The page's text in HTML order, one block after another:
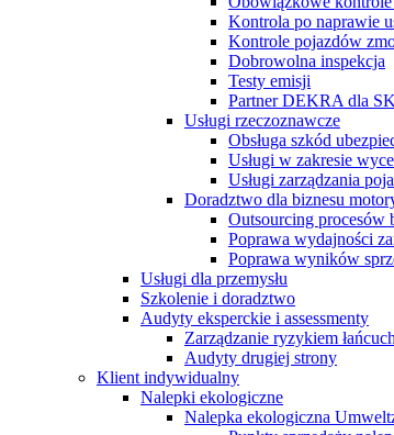
Kontrola po naprawie
Kontrole pojazdów
Dobrowolna inspekcja
Testy emisji
Partner DEKRA dla
Usługi rzeczoznawcze
Obsługa szkód
Usługi w zakresie
Usługi zarządzania
Doradztwo dla biznesu
Outsourcing procesów
Poprawa wydajności
Poprawa wyników
Usługi dla przemysłu
Szkolenie i doradztwo
Audyty eksperckie i assessmenty
Zarządzanie ryzykiem
Audyty drugiej strony
Klient indywidualny
Nalepki ekologiczne
Nalepka ekologiczna